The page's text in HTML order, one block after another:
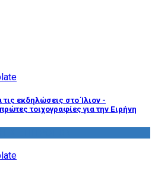
τις εκδηλώσεις στο Ίλιον -
τοιχογραφίες για την Ειρήνη